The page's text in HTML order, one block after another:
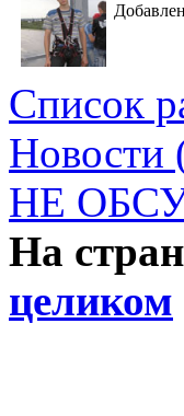
Список
НЕ
На
целиком